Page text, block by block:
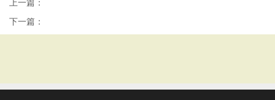
上一篇：
下一篇：